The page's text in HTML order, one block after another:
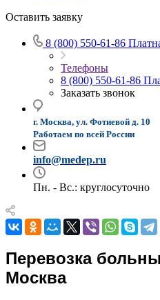
Оставить заявку
8 (800) 550-61-86
Телефоны
8 (800) 550-61-86
Заказать звонок
г. Москва, ул. Фотиевой д. 10
Работаем по всей России
info@medep.ru
Пн. - Вс.: круглосуточно
Перевозка
Москва